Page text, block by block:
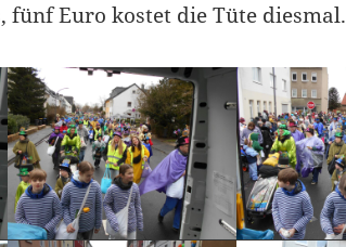
fünf Euro kostet die Tüte diesmal.